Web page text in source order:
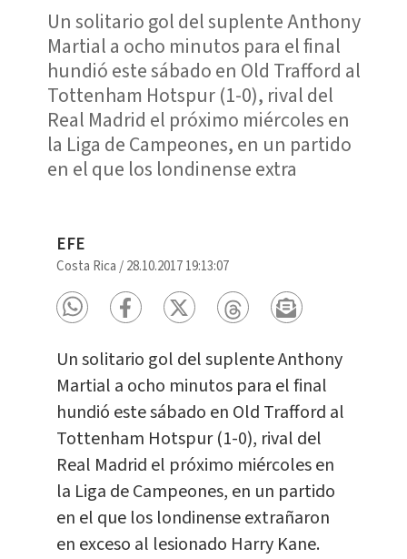
Un solitario gol del suplente Anthony
Martial a ocho minutos para el final
hundió este sábado en Old Trafford al
Tottenham Hotspur (1-0), rival del
Real Madrid el próximo miércoles en
la Liga de Campeones, en un partido
en el que los londinense extra
EFE
Costa Rica /28.10.2017 19:13:07
Un solitario gol del suplente Anthony
Martial a ocho minutos para el final
hundió este sábado en Old Trafford al
Tottenham Hotspur (1-0), rival del
Real Madrid el próximo miércoles en
la Liga de Campeones, en un partido
en el que los londinense extrañaron
en exceso al lesionado Harry Kane.